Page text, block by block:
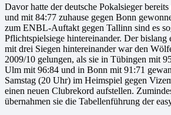
Davor hatte der deutsche Pokalsieger
und mit 84:77 zuhause gegen Bonn
zum ENBL-Auftakt gegen Tallinn sind es
Pflichtspielsiege hintereinander. Der bislang
mit drei Siegen hintereinander war den
2009/10 gelungen, als sie in Tübingen mit
Ulm mit 96:84 und in Bonn mit 91:71
Samstag (20 Uhr) im Heimspiel gegen
einen neuen Clubrekord aufstellen.
übernahmen sie die Tabellenführung der